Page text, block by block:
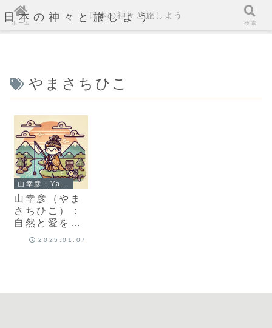
日本の神々と旅しよう
やまさちひこ
山幸彦（やま
さちひこ）：
自然と愛を大
切にする神の
2025.01.07
ホーム
日本の神々と旅しよう
検索